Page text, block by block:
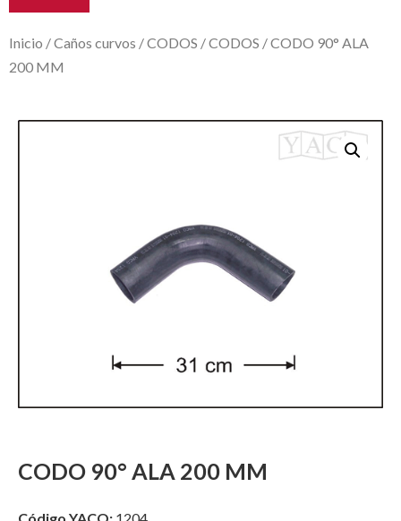
Inicio /Caños curvos /CODOS /CODOS / CODO 90° ALA
200 MM
CODO 90° ALA 200 MM